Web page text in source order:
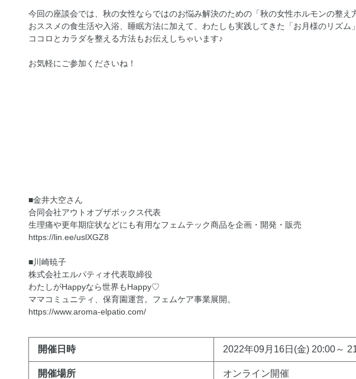
今回の座談会では、秋の女性ならではのお悩み解決のための「秋の女性ホルモンの整え
おススメの食生活や入浴、睡眠方法に加えて、わたしも実践してきた「お月様のリズム
ココロとカラダを整える方法もお伝えしちゃいます♪
お気軽にご参加くださいね！
■金井大空さん
合同会社アウトオブザボックス代表
生理痛や更年期症状などにも有用なフェムテック商品を企画・開発・販売
https://lin.ee/uslXGZ8
■川崎暁子
株式会社エルパティオ代表取締役
わたしがHappyなら世界もHappy♡
ママコミュニティ、保育園運営。フェムケア事業展開。
https://www.aroma-elpatio.com/
開催日時 2022年09月16日(金) 20:00～
開催場所 オンライン開催